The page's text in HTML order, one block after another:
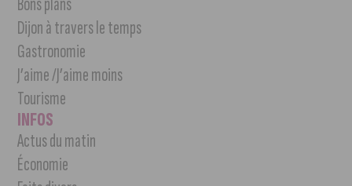
Dijon à travers le temps
Gastronomie
J’aime /J’aime moins
Tourisme
INFOS
Actus du matin
Économie